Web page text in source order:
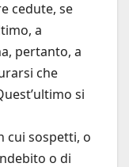
cedute, se
a
pertanto, a
che
si
cui sospetti, o
o di